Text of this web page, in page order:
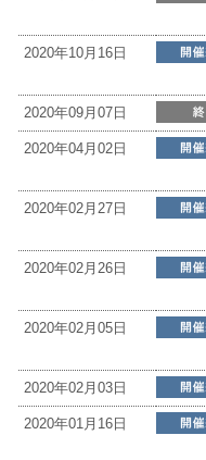
2020年10月16日
2020年09月07日
2020年04月02日
2020年02月27日
2020年02月26日
2020年02月05日
2020年02月03日
2020年01月16日